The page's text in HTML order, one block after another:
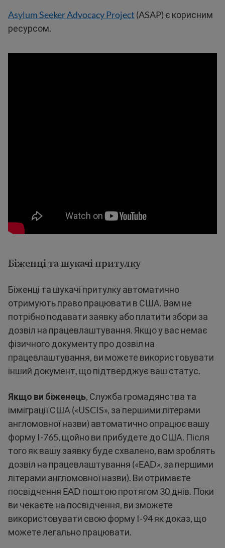
Asylum Seeker Advocacy Project (ASAP) є корисним
ресурсом.
Біженці та шукачі притулку
Біженці та шукачі притулку автоматично
отримують право працювати в США. Вам не
потрібно подавати заявку або платити збори за
дозвіл на працевлаштування. Якщо у вас немає
фізичного документу про дозвіл на
працевлаштування, ви можете використовувати
інший документ, що підтверджує ваш статус.
Якщо ви біженець, Служба громадянства та
імміграції США («USCIS», за першими літерами
англомовної назви) автоматично опрацює вашу
форму I-765, щойно ви прибудете до США. Після
того як вашу заявку буде схвалено, вам зроблять
дозвіл на працевлаштування («EAD», за першими
літерами англомовної назви). Ви отримаєте
посвідчення EAD поштою протягом 30 днів. Поки
ви чекаєте на посвідчення, ви зможете
використовувати свою форму I-94 як доказ, що
можете легально працювати.